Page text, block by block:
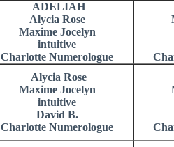
ADELIAH
Alycia Rose
Maxime Jocelyn
intuitive
Charlotte Numerologue
Alycia Rose
Maxime Jocelyn
intuitive
David B.
Charlotte Numerologue